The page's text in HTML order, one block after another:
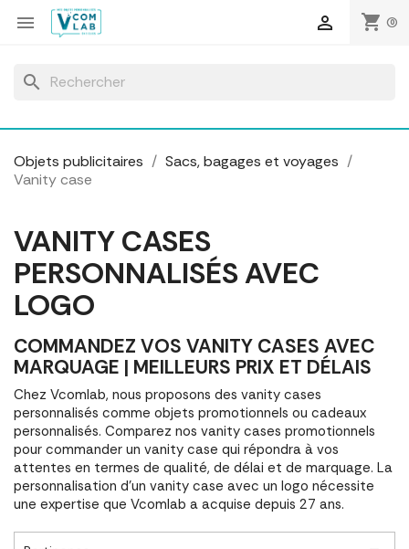
 shopping_cart (0)

search
Objets publicitaires
Sacs, bagages et voyages
Vanity case
VANITY CASES
PERSONNALISÉS AVEC
LOGO
COMMANDEZ VOS VANITY CASES AVEC
MARQUAGE | MEILLEURS PRIX ET DÉLAIS
Chez Vcomlab, nous proposons des vanity cases
personnalisés comme objets promotionnels ou cadeaux
personnalisés. Comparez nos vanity cases promotionnels
pour commander un vanity case qui répondra à vos
attentes en termes de qualité, de délai et de marquage. La
personnalisation d'un vanity case avec un logo nécessite
une expertise que Vcomlab a acquise depuis 27 ans.
Panneau de gestion des cookies